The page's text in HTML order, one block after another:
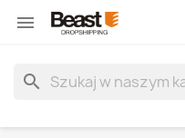

search